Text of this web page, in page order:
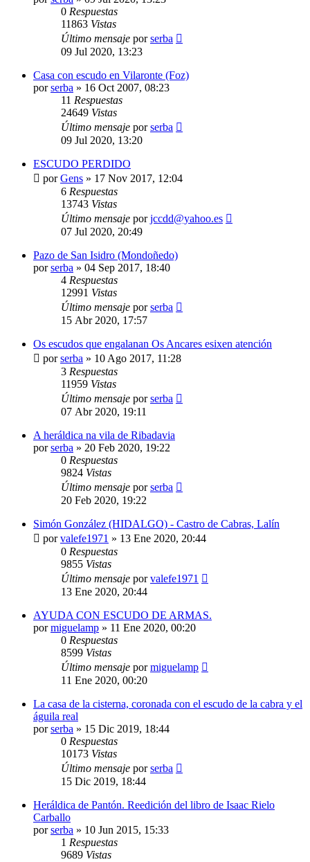
0 Respuestas
11863 Vistas
Último mensaje porserba
09 Jul 2020, 13:23
Casa con escudo en Vilaronte (Foz)
porserba » 16 Oct 2007, 08:23
11 Respuestas
24649 Vistas
Último mensaje porserba
09 Jul 2020, 13:20
ESCUDO PERDIDO
porGens » 17 Nov 2017, 12:04
6 Respuestas
13743 Vistas
Último mensaje porjccdd@yahoo.es
07 Jul 2020, 20:49
Pazo de San Isidro (Mondoñedo)
porserba » 04 Sep 2017, 18:40
4 Respuestas
12991 Vistas
Último mensaje porserba
15 Abr 2020, 17:57
Os escudos que engalanan Os Ancares esixen atención
porserba » 10 Ago 2017, 11:28
3 Respuestas
11959 Vistas
Último mensaje porserba
07 Abr 2020, 19:11
A heráldica na vila de Ribadavia
porserba » 20 Feb 2020, 19:22
0 Respuestas
9824 Vistas
Último mensaje porserba
20 Feb 2020, 19:22
Simón González (HIDALGO) - Castro de Cabras, Lalín
porvalefe1971 » 13 Ene 2020, 20:44
0 Respuestas
9855 Vistas
Último mensaje porvalefe1971
13 Ene 2020, 20:44
AYUDA CON ESCUDO DE ARMAS.
pormiguelamp » 11 Ene 2020, 00:20
0 Respuestas
8599 Vistas
Último mensaje pormiguelamp
11 Ene 2020, 00:20
La casa de la cisterna, coronada con el escudo de la cabra y el
águila real
porserba » 15 Dic 2019, 18:44
0 Respuestas
10173 Vistas
Último mensaje porserba
15 Dic 2019, 18:44
Heráldica de Pantón. Reedición del libro de Isaac Rielo
Carballo
porserba » 10 Jun 2015, 15:33
1 Respuestas
9689 Vistas